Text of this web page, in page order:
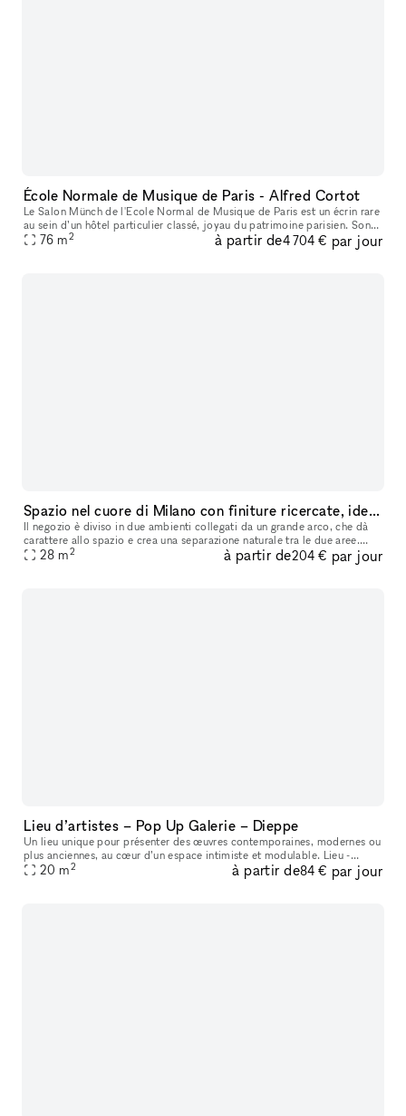
École Normale de Musique de Paris - Alfred Cortot
Le Salon Münch de l'Ecole Normal de Musique de Paris est un écrin rare
au sein d’un hôtel particulier classé, joyau du patrimoine parisien. Son
ADN ? Fusionner la solennité d’une institution séculair
76 m2 à partir de4 704 € par jour
Spazio nel cuore di Milano con finiture ricercate, ideale per temporary shop, pop-up ed eventi
Il negozio è diviso in due ambienti collegati da un grande arco, che dà
carattere allo spazio e crea una separazione naturale tra le due aree.
All’interno ci sono travi a vista verniciate, pavimento
28 m2 à partir de204 € par jour
Lieu d’artistes – Pop Up Galerie – Dieppe
Un lieu unique pour présenter des œuvres contemporaines, modernes ou
plus anciennes, au cœur d’un espace intimiste et modulable. Lieu -
Espace d’exposition en rez-de-chaussée d’environ 20 m², entièr
20 m2 à partir de84 € par jour